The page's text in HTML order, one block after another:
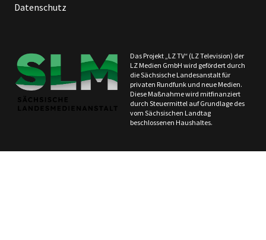
Datenschutz
Das Projekt „LZ TV“ (LZ Television) der
LZ Medien GmbH wird gefördert durch
die Sächsische Landesanstalt für
privaten Rundfunk und neue Medien.
Diese Maßnahme wird mitfinanziert
durch Steuermittel auf Grundlage des
vom Sächsischen Landtag
beschlossenen Haushaltes.